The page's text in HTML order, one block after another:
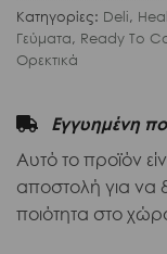
Κατηγορίες: Deli,
Γεύματα, Ready To
Ορεκτικά
Εγγυημένη
Αυτό το προϊόν
αποστολή για να
ποιότητα στο